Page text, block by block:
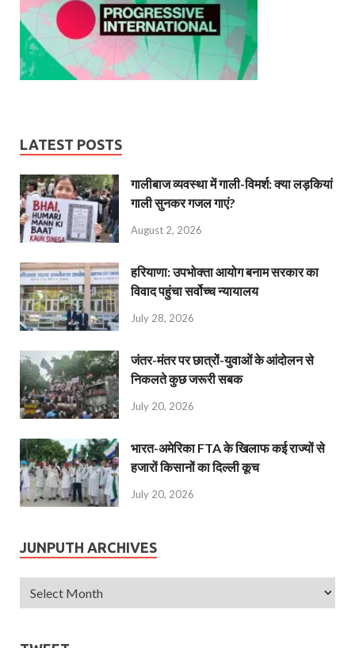
LATEST POSTS
गालीबाज व्‍यवस्‍था में गाली-विमर्श: क्या लड़कियां
गाली सुनकर गजल गाएं?
August 2, 2026
हरियाणा: उपभोक्ता आयोग बनाम सरकार का
विवाद पहुंचा सर्वोच्च न्यायालय
July 28, 2026
जंतर-मंतर पर छात्रों-युवाओं के आंदोलन से
निकलते कुछ जरूरी सबक
July 20, 2026
भारत-अमेरिका FTA के खिलाफ कई राज्यों से
हजारों किसानों का दिल्ली कूच
July 20, 2026
JUNPUTH ARCHIVES